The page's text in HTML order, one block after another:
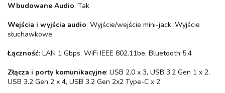
Wbudowane Audio: Tak
Wejścia i wyjścia audio: Wyjście/wejście mini-jack, Wyjście
słuchawkowe
Łączność: LAN 1 Gbps, WiFi IEEE 802.11be, Bluetooth 5.4
Złącza i porty komunikacyjne: USB 2.0 x 3, USB 3.2 Gen 1 x 2,
USB 3.2 Gen 2 x 4, USB 3.2 Gen 2x2 Type-C x 2